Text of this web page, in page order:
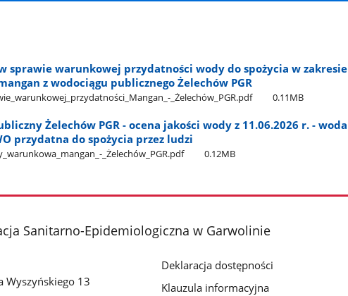
sprawie warunkowej przydatności wody do spożycia w zakresie
z wodociągu publicznego Żelechów PGR
​_Żelechów​_PGR.pdf 0.11MB
Żelechów PGR - ocena jakości wody z 11.06.2026 r. - woda
przydatna do spożycia przez ludzi
​_Żelechów​_PGR.pdf 0.12MB
Sanitarno-Epidemiologiczna w Garwolinie
Wyszyńskiego 13
Deklaracja dostępności
Klauzula informacyjna